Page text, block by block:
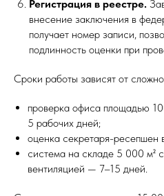
Регистрация в реестре.
внесение заключения в
получает номер записи,
подлинность оценки при
Сроки работы зависят от
проверка офиса площадью
5 рабочих дней;
оценка секретаря-
система на складе 5 000 м²
вентиляцией — 7–15 дней.